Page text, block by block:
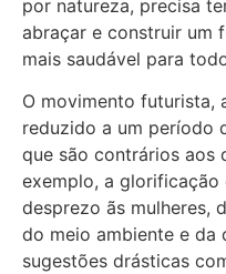
por natureza, precisa
abraçar e construir um
mais saudável para
O movimento futurista,
reduzido a um período
que são contrários aos
exemplo, a glorificação
desprezo ãs mulheres,
do meio ambiente e da
sugestões drásticas